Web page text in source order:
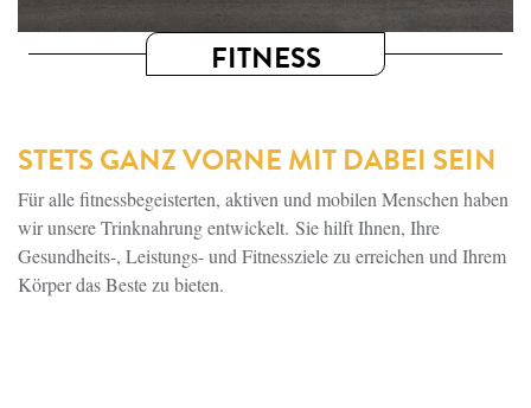
FITNESS
STETS GANZ VORNE MIT DABEI SEIN
Für alle fitnessbegeisterten, aktiven und mobilen Menschen haben
wir unsere Trinknahrung entwickelt. Sie hilft Ihnen, Ihre
Gesundheits-, Leistungs- und Fitnessziele zu erreichen und Ihrem
Körper das Beste zu bieten.